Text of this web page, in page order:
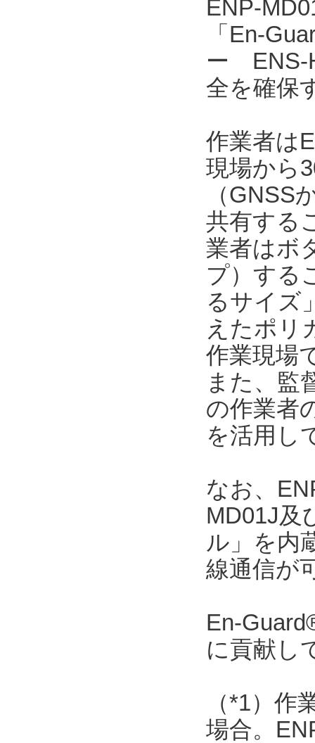
ENP-
「En-
ー ENS-
全を確保
作業者は
現場から
（GNSS
共有する
業者はボ
プ）する
るサイズ
えたポリ
作業現場
また、監
の作業者
を活用し
なお、
MD01J及
ル」を内
線通信が
En-
に貢献し
（*1）
場合。